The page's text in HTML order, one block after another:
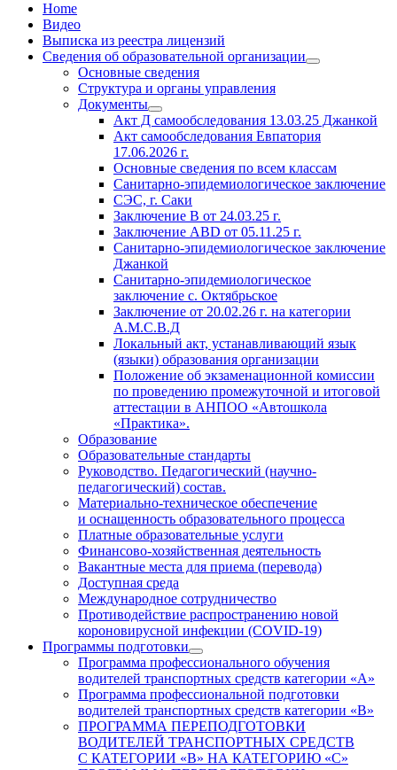
Home
Видео
Выписка из реестра лицензий
Сведения об образовательной организации
Основные сведения
Структура и органы управления
Документы
Акт Д самообследования 13.03.25 Джанкой
Акт самообследования Евпатория
17.06.2026 г.
Основные сведения по всем классам
Санитарно-эпидемиологическое заключение
СЭС, г. Саки
Заключение В от 24.03.25 г.
Заключение АВD от 05.11.25 г.
Санитарно-эпидемиологическое заключение
Джанкой
Санитарно-эпидемиологическое
заключение с. Октябрьское
Заключение от 20.02.26 г. на категории
А.М.С.В.Д
Локальный акт, устанавливающий язык
(языки) образования организации
Положение об экзаменационной комиссии
по проведению промежуточной и итоговой
аттестации в АНПОО «Автошкола
«Практика».
Образование
Образовательные стандарты
Руководство. Педагогический (научно-
педагогический) состав.
Материально-техническое обеспечение
и оснащенность образовательного процесса
Платные образовательные услуги
Финансово-хозяйственная деятельность
Вакантные места для приема (перевода)
Доступная среда
Международное сотрудничество
Противодействие распространению новой
короновирусной инфекции (COVID-19)
Программы подготовки
Программа профессионального обучения
водителей транспортных средств категории «А»
Программа профессиональной подготовки
водителей транспортных средств категории «В»
ПРОГРАММА ПЕРЕПОДГОТОВКИ
ВОДИТЕЛЕЙ ТРАНСПОРТНЫХ СРЕДСТВ
С КАТЕГОРИИ «B» НА КАТЕГОРИЮ «C»